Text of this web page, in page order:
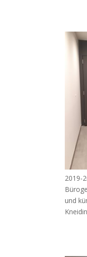
2019-
und